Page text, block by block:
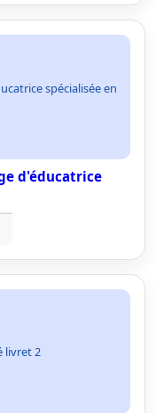
spécialisée en
d'éducatrice
livret 2